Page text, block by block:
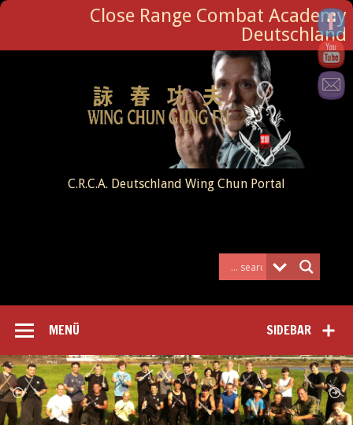
Close Range Combat Academy
Deutschland
C.R.C.A. Deutschland Wing Chun Portal
SIDEBAR
MENÜ